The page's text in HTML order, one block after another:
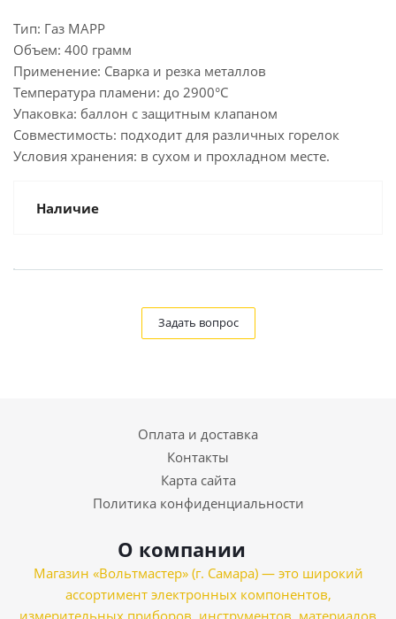
Тип: Газ MAPP
Объем: 400 грамм
Применение: Сварка и резка металлов
Температура пламени: до 2900°C
Упаковка: баллон с защитным клапаном
Совместимость: подходит для различных горелок
Условия хранения: в сухом и прохладном месте.
Наличие
Задать вопрос
Оплата и доставка
Контакты
Карта сайта
Политика конфиденциальности
О компании
Магазин «Вольтмастер» (г. Самара) — это широкий
ассортимент электронных компонентов,
измерительных приборов, инструментов, материалов